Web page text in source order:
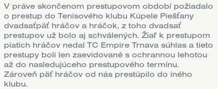
V práve skončenom prestupovom období požiadalo
o prestup do Tenisového klubu Kúpele Piešťany
dvadsaťpäť hráčov a hráčok, z toho dvadsať
prestupov už bolo aj schválených. Žiaľ k prestupom
piatich hráčov nedal TC Empire Trnava súhlas a tieto
prestupy boli len zaevidované s ochrannou lehotou
až do nasledujúceho prestupového termínu.
Zároveň päť hráčov od nás prestúpilo do iného
klubu.